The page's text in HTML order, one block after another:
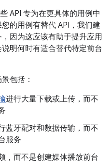
API 专为在更具体的用例中
的用例有替代 API，我们建
因为这应该有助于提升应用
明何时有适合替代特定前台
包括：
进行大量下载或上传，而不
蓝牙配对和数据传输，而不
服务
，而不是创建媒体播放前台